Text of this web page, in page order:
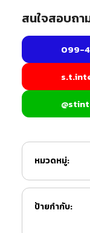
สนใจสอบถา
099-
หมวดหมู่:
ป้ายกำกับ: